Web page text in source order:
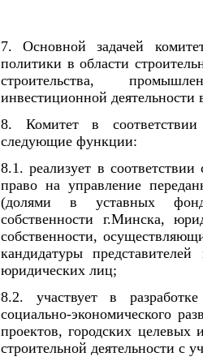
7. Основной задачей
политики в области
строительства,
инвестиционной деятельности
8. Комитет в соответствии
следующие функции:
8.1. реализует в соответствии
право на управление
(долями в уставных
собственности г.Минска,
собственности,
кандидатуры
юридических лиц;
8.2. участвует в
социально-экономического
проектов, городских целевых
строительной деятельности с